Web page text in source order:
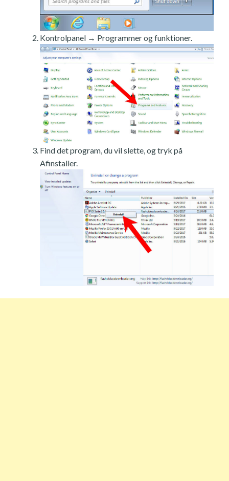
Kontrolpanel → Programmer og funktioner.
Find det program, du vil slette, og tryk på
Afinstaller.